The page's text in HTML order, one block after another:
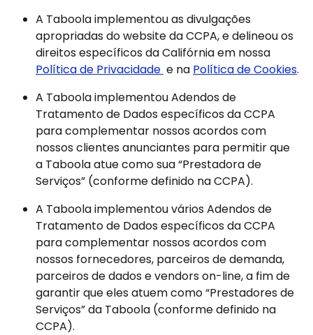
A Taboola implementou as divulgações
apropriadas do website da CCPA, e delineou os
direitos específicos da Califórnia em nossa
Política de Privacidade e na Política de Cookies.
A Taboola implementou Adendos de
Tratamento de Dados específicos da CCPA
para complementar nossos acordos com
nossos clientes anunciantes para permitir que
a Taboola atue como sua “Prestadora de
Serviços” (conforme definido na CCPA).
A Taboola implementou vários Adendos de
Tratamento de Dados específicos da CCPA
para complementar nossos acordos com
nossos fornecedores, parceiros de demanda,
parceiros de dados e vendors on-line, a fim de
garantir que eles atuem como “Prestadores de
Serviços” da Taboola (conforme definido na
CCPA).